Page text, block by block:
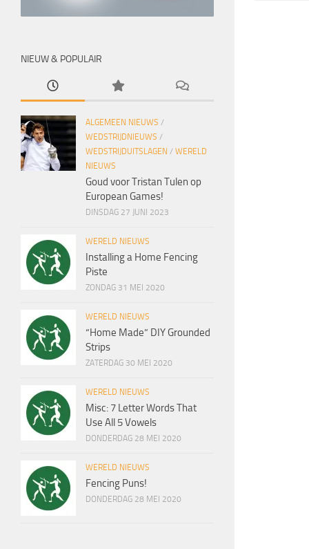
NIEUW & POPULAIR
ALGEMEEN NIEUWS /
WEDSTRIJDNIEUWS /
WEDSTRIJDUITSLAGEN / WERELD
NIEUWS
Goud voor Tristan Tulen op
European Games!
DINSDAG 27 JUNI 2023
WERELD NIEUWS
Installing a Home Fencing
Piste
ZONDAG 31 MEI 2020
WERELD NIEUWS
“Home Made” DIY Grounded
Strips
ZATERDAG 30 MEI 2020
WERELD NIEUWS
Misc: 7 Letter Words That
Use All 5 Vowels
DONDERDAG 28 MEI 2020
WERELD NIEUWS
Fencing Puns!
DONDERDAG 28 MEI 2020